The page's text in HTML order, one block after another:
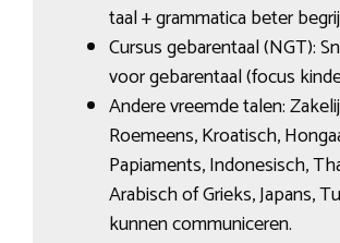
taal + grammatica beter
Cursus gebarentaal (NGT):
voor gebarentaal (focus
Andere vreemde talen:
Roemeens, Kroatisch,
Papiaments, Indonesisch,
Arabisch of Grieks, Japans,
kunnen communiceren.